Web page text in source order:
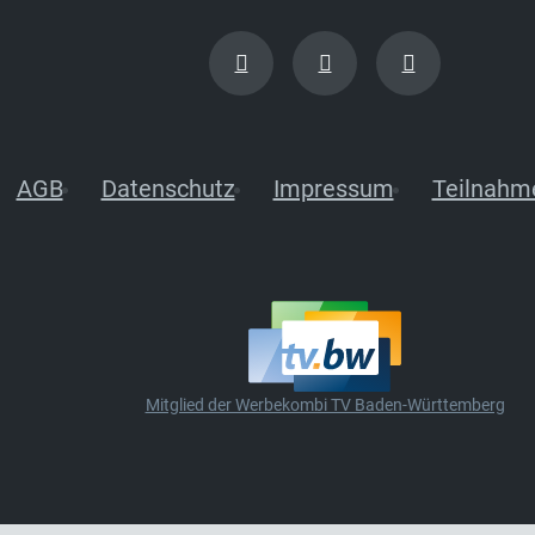
AGB Datenschutz Impressum
Mitglied der Werbekombi TV Baden-Württemberg